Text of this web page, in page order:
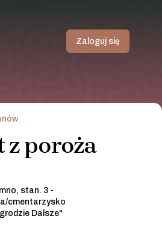
Zaloguj się
z poroża
stan. 3 -
cmentarzysko
Dalsze"